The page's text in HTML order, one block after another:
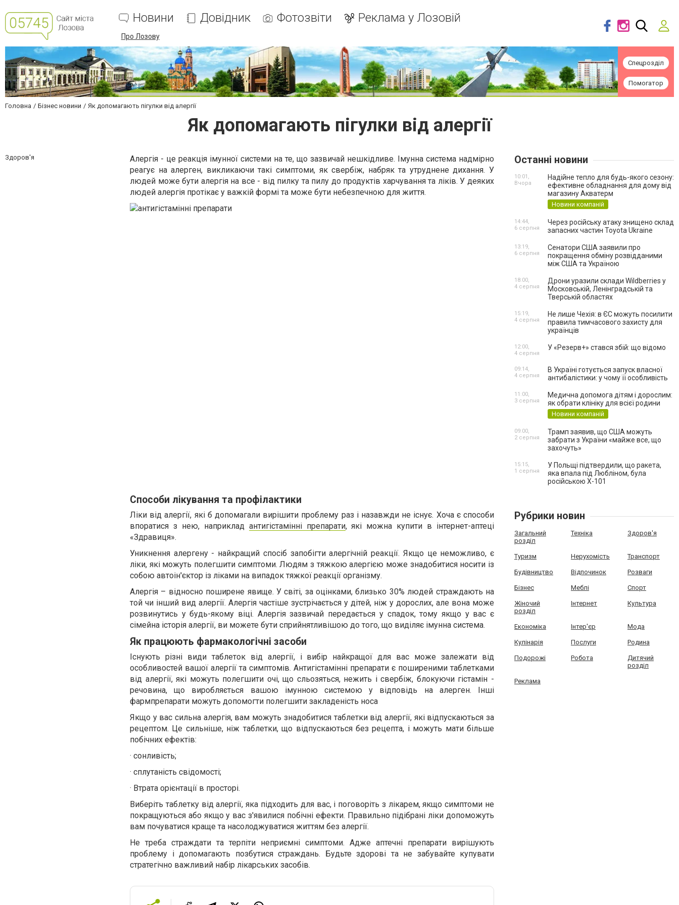
Новини Довідник Фотозвіти Реклама у Лозовій
Про Лозову
Спецрозділ
Помогатор
Головна Бізнес новини Як допомагають пігулки від алергії
Як допомагають пігулки від алергії
Здоров'я
Алергія - це реакція імунної системи на те, що зазвичай нешкідливе. Імунна система надмірно
реагує на алерген, викликаючи такі симптоми, як свербіж, набряк та утруднене дихання. У
людей може бути алергія на все - від пилку та пилу до продуктів харчування та ліків. У деяких
людей алергія протікає у важкій формі та може бути небезпечною для життя.
Способи лікування та профілактики
Ліки від алергії, які б допомагали вирішити проблему раз і назавжди не існує. Хоча є способи
впоратися з нею, наприклад антигістамінні препарати, які можна купити в інтернет-аптеці
«Здравиця».
Уникнення алергену - найкращий спосіб запобігти алергічній реакції. Якщо це неможливо, є
ліки, які можуть полегшити симптоми. Людям з тяжкою алергією може знадобитися носити із
собою автоін'єктор із ліками на випадок тяжкої реакції організму.
Алергія – відносно поширене явище. У світі, за оцінками, близько 30% людей страждають на
той чи інший вид алергії. Алергія частіше зустрічається у дітей, ніж у дорослих, але вона може
розвинутись у будь-якому віці. Алергія зазвичай передається у спадок, тому якщо у вас є
сімейна історія алергії, ви можете бути сприйнятливішою до того, що виділяє імунна система.
Як працюють фармакологічні засоби
Існують різні види таблеток від алергії, і вибір найкращої для вас може залежати від
особливостей вашої алергії та симптомів. Антигістамінні препарати є поширеними таблетками
від алергії, які можуть полегшити очі, що сльозяться, нежить і свербіж, блокуючи гістамін -
речовина, що виробляється вашою імунною системою у відповідь на алерген. Інші
фармпрепарати можуть допомогти полегшити закладеність носа
Якщо у вас сильна алергія, вам можуть знадобитися таблетки від алергії, які відпускаються за
рецептом. Це сильніше, ніж таблетки, що відпускаються без рецепта, і можуть мати більше
побічних ефектів:
· сонливість;
· сплутаність свідомості;
· Втрата орієнтації в просторі.
Виберіть таблетку від алергії, яка підходить для вас, і поговоріть з лікарем, якщо симптоми не
покращуються або якщо у вас з'явилися побічні ефекти. Правильно підібрані ліки допоможуть
вам почуватися краще та насолоджуватися життям без алергії.
Не треба страждати та терпіти неприємні симптоми. Адже аптечні препарати вирішують
проблему і допомагають позбутися страждань. Будьте здорові та не забувайте купувати
стратегічно важливий набір лікарських засобів.
Останні новини
Надійне тепло для будь-якого сезону:
ефективне обладнання для дому від
магазину Акватерм
Новини компаній
10:01,
Вчора
Через російську атаку знищено склад
запасних частин Toyota Ukraine
14:44,
6 серпня
Сенатори США заявили про
покращення обміну розвідданими
між США та Україною
13:19,
6 серпня
Дрони уразили склади Wildberries у
Московській, Ленінградській та
Тверській областях
18:00,
4 серпня
Не лише Чехія: в ЄС можуть посилити
правила тимчасового захисту для
українців
15:19,
4 серпня
У «Резерв+» стався збій: що відомо
12:00,
4 серпня
В Україні готується запуск власної
антибалістики: у чому її особливість
09:14,
4 серпня
Медична допомога дітям і дорослим:
як обрати клініку для всієї родини
Новини компаній
11:00,
3 серпня
Трамп заявив, що США можуть
забрати з України «майже все, що
захочуть»
09:00,
2 серпня
У Польщі підтвердили, що ракета,
яка впала під Любліном, була
російською Х-101
15:15,
1 серпня
Рубрики новин
Загальний
розділ
Техніка Здоров'я
Туризм Нерухомість Транспорт
Будівництво Відпочинок Розваги
Бізнес Меблі Спорт
Жіночий
розділ
Інтернет Культура
Економіка Інтер'єр Мода
Кулінарія Послуги Родина
Подорожі Робота
Дитячий
розділ
Реклама